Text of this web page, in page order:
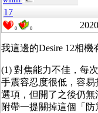
17
0 0
我這邊的Desire 12相機
(1) 對焦能力不佳，每
手震容忍度很低，容易
選項，但開了之後仍無
附帶一提關掉這個「